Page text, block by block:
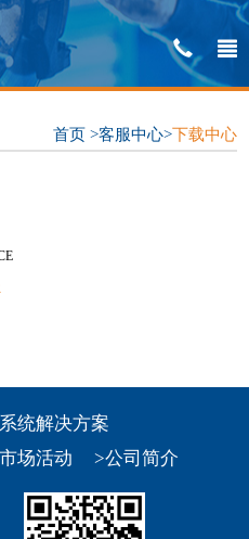
首页>客服中心>下载中心
统解决方案
场活动 >公司简介